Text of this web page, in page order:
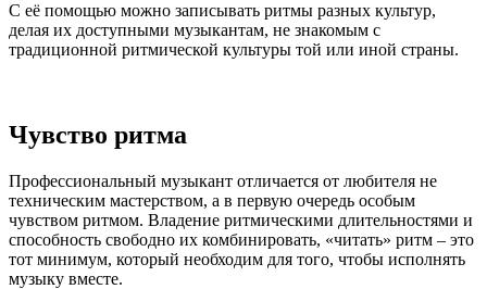
С её помощью можно записывать ритмы разных культур,
делая их доступными музыкантам, не знакомым с
традиционной ритмической культуры той или иной страны.
Чувство ритма
Профессиональный музыкант отличается от любителя не
техническим мастерством, а в первую очередь особым
чувством ритмом. Владение ритмическими длительностями и
способность свободно их комбинировать, «читать» ритм – это
тот минимум, который необходим для того, чтобы исполнять
музыку вместе.